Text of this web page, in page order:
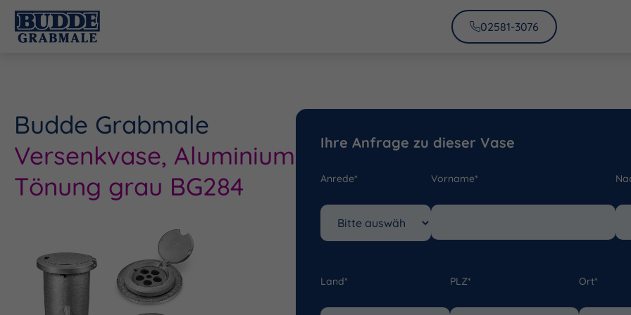
02581-3076
Budde Grabmale
Versenkvase, Aluminium
Tönung grau BG284
Ihre Anfrage zu dieser Vase
Anrede* Vorname*
Land* PLZ* Ort*